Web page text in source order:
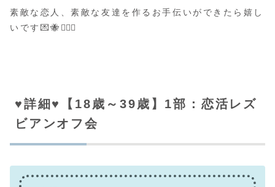
素敵な恋人、素敵な友達を作るお手伝いができたら嬉し
いです💌🐝👩‍❤️‍👩
♥️詳細♥️【18歳～39歳】1部：恋活レズ
ビアンオフ会